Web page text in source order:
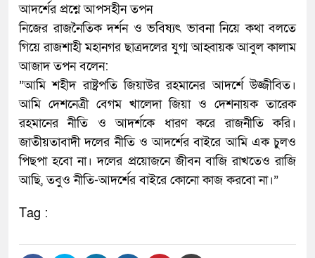
​আদর্শের প্রশ্নে আপসহীন তপন
​নিজের রাজনৈতিক দর্শন ও ভবিষ্যৎ ভাবনা নিয়ে কথা বলতে
গিয়ে রাজশাহী মহানগর ছাত্রদলের যুগ্ম আহ্বায়ক আবুল কালাম
আজাদ তপন বলেন:
​”আমি শহীদ রাষ্ট্রপতি জিয়াউর রহমানের আদর্শে উজ্জীবিত।
আমি দেশনেত্রী বেগম খালেদা জিয়া ও দেশনায়ক তারেক
রহমানের নীতি ও আদর্শকে ধারণ করে রাজনীতি করি।
জাতীয়তাবাদী দলের নীতি ও আদর্শের বাইরে আমি এক চুলও
পিছপা হবো না। দলের প্রয়োজনে জীবন বাজি রাখতেও রাজি
আছি, তবুও নীতি-আদর্শের বাইরে কোনো কাজ করবো না।”
Tag :